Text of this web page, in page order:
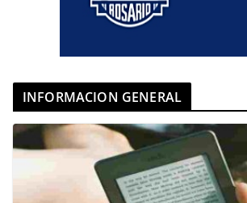
INFORMACION GENERAL